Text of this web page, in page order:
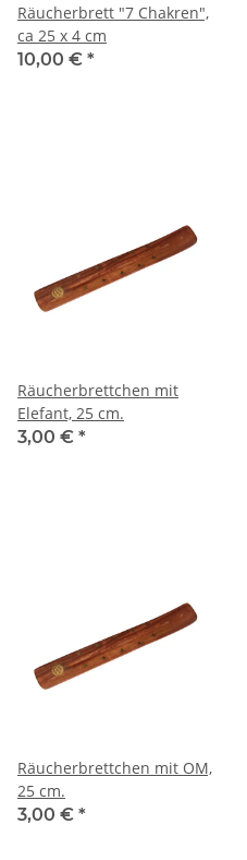
Räucherbrett "7 Chakren",
ca 25 x 4 cm
10,00 € *
Räucherbrettchen mit
Elefant, 25 cm.
3,00 € *
Räucherbrettchen mit OM,
25 cm.
3,00 € *